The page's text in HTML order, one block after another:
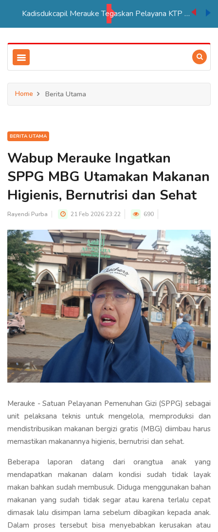
Kadisdukcapil Merauke Tegaskan Pelayana KTP Sesuai SOP
Home Berita Utama
BERITA UTAMA
Wabup Merauke Ingatkan
SPPG MBG Utamakan Makanan
Higienis, Bernutrisi dan Sehat
Rayendi Purba 21 Feb 2026 23:22 690
Merauke - Satuan Pelayanan Pemenuhan Gizi (SPPG) sebagai
unit pelaksana teknis untuk mengelola, memproduksi dan
mendistribusikan makanan bergizi gratis (MBG) diimbau harus
memastikan makanannya higienis, bernutrisi dan sehat.
Beberapa laporan datang dari orangtua anak yang
mendapatkan makanan dalam kondisi sudah tidak layak
makan bahkan sudah membusuk. Diduga menggunakan bahan
makanan yang sudah tidak segar atau karena terlalu cepat
dimasak lalu disimpan lama sebelum dibagikan kepada anak.
Dalam proses tersebut bisa menyebabkan kerusakan atau